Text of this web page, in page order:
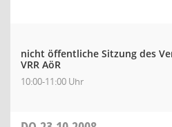
nicht öffentliche Sitzung des
VRR AöR
10:00-11:00 Uhr